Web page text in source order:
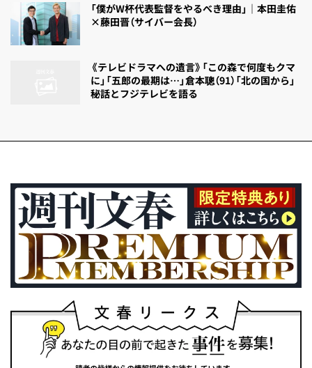
「僕がW杯代表監督をやるべき理由」｜本田圭佑
×藤田晋（サイバー会長）
《テレビドラマへの遺言》「この森で何度もクマ
に」「五郎の最期は…」倉本聰（91）「北の国から」
秘話とフジテレビを語る